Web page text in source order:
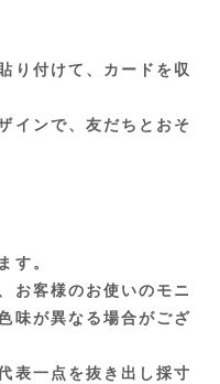
り付けて、カードを収
インで、友だちとおそ
す。
お客様のお使いのモニ
味が異なる場合がござ
表一点を抜き出し採寸